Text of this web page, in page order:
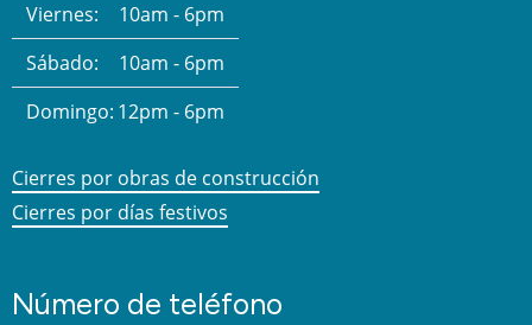
Viernes:
10am - 6pm
Sábado:
10am - 6pm
Domingo: 12pm - 6pm
Cierres por obras de construcción
Cierres por días festivos
Número de teléfono